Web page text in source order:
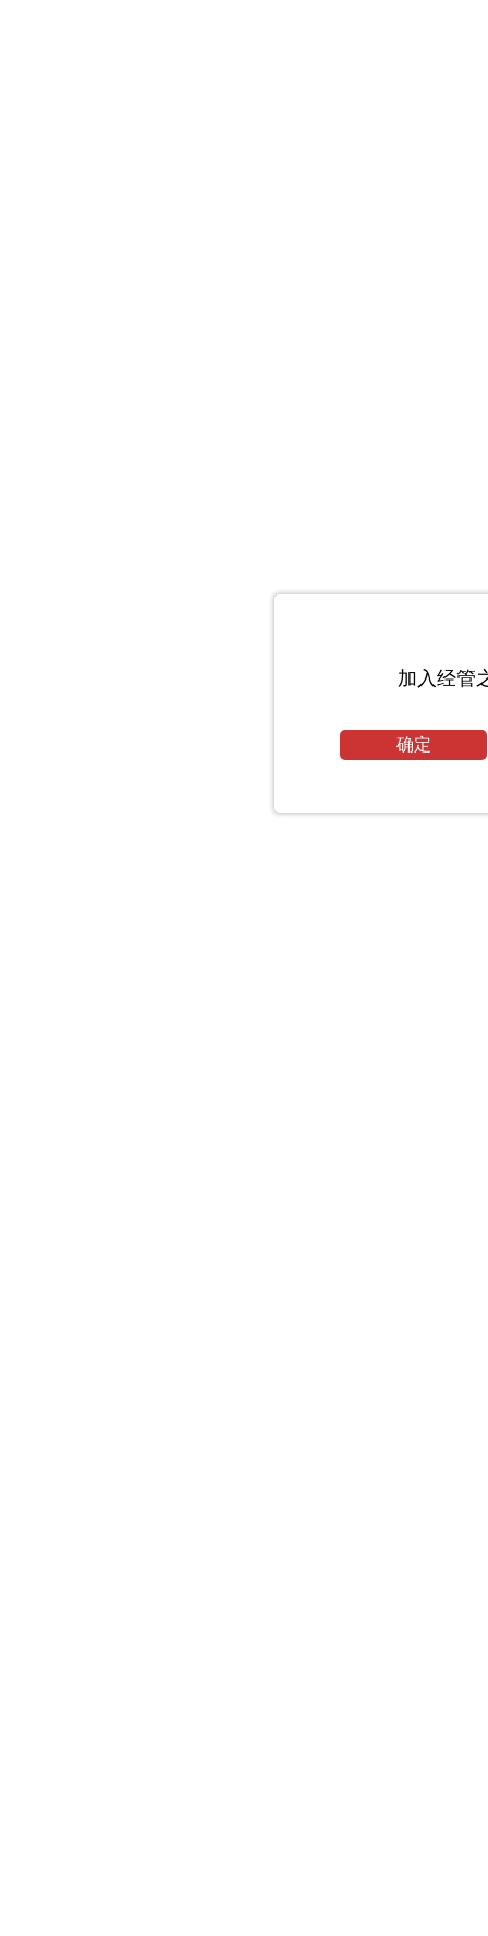
加入经管
确定